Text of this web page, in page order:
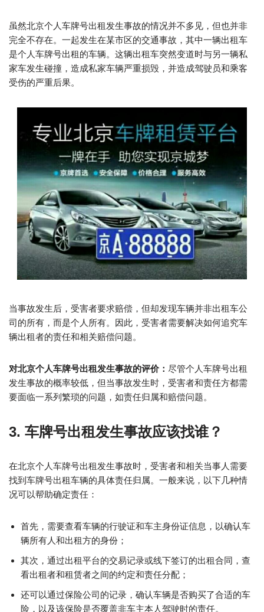
虽然北京个人车牌号出租发生事故的情况并不多见，但也并非
完全不存在。一起发生在某市区的交通事故，其中一辆出租车
是个人车牌号出租的车辆。这辆出租车突然变道时与另一辆私
家车发生碰撞，造成私家车辆严重损毁，并造成驾驶员和乘客
受伤的严重后果。
当事故发生后，受害者要求赔偿，但却发现车辆并非出租车公
司的所有，而是个人所有。因此，受害者需要解决如何追究车
辆出租者的责任和相关赔偿问题。
对北京个人车牌号出租发生事故的评价： 尽管个人车牌号出租
发生事故的概率较低，但当事故发生时，受害者和责任方都需
要面临一系列繁琐的问题，如责任归属和赔偿问题。
3. 车牌号出租发生事故应该找谁？
在北京个人车牌号出租发生事故时，受害者和相关当事人需要
找到车牌号出租车辆的具体责任归属。一般来说，以下几种情
况可以帮助确定责任：
首先，需要查看车辆的行驶证和车主身份证信息，以确认车
辆所有人和出租方的身份；
其次，通过出租平台的交易记录或线下签订的出租合同，查
看出租者和租赁者之间的约定和责任分配；
还可以通过保险公司的记录，确认车辆是否购买了合适的车
险，以及该保险是否覆盖非车主本人驾驶时的责任。